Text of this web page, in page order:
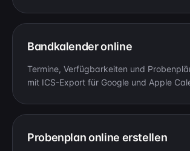
Bandkalender online
Termine, Verfügbarkeiten und
mit ICS-Export für Google und Apple
Probenplan online erstellen